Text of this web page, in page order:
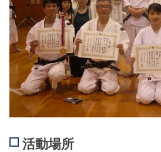
活動場所